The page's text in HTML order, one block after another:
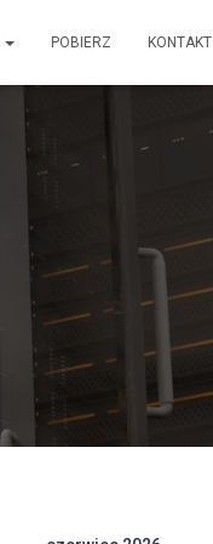
POBIERZ KONTAKT